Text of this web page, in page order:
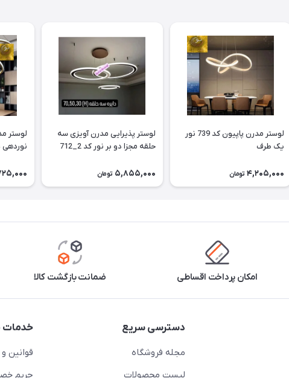
لوستر مدرن پاپیون کد 739 نور
یک طرف
4,205,000 تومان
لوستر پذیرایی مدرن آویزی سه
حلقه مجزا دو بر نور کد 2_712
5,855,000 تومان
نوردهی
امکان پرداخت اقساطی ضمانت بازگشت کالا
دسترسی سریع
مجله فروشگاه
لیست محصولات
خدمات
قوانین
حریم